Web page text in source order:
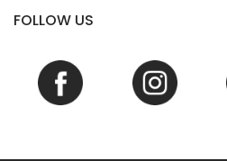
FOLLOW US